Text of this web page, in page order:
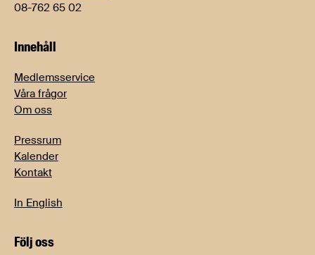
08-762 65 02
Innehåll
Medlemsservice
Våra frågor
Om oss
Pressrum
Kalender
Kontakt
In English
Följ oss